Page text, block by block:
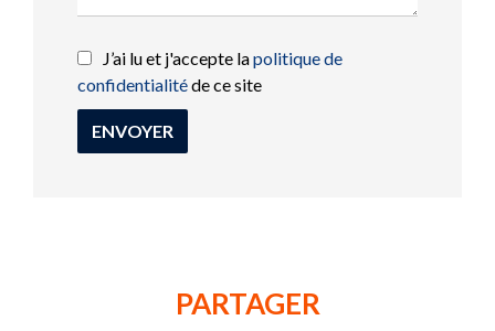
J’ai lu et j'accepte lapolitique de
confidentialitéde ce site
ENVOYER
PARTAGER